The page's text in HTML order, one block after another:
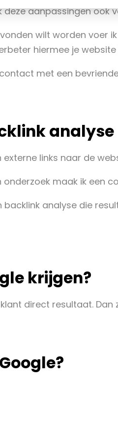
aanpassingen ook
wilt worden voer
hiermee je
met een
analyse
links naar de
maak ik een
analyse die
krijgen?
direct resultaat.